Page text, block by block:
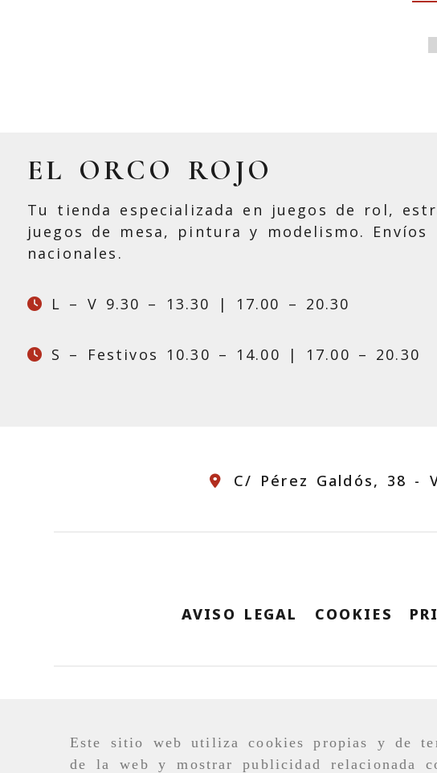
Este sitio web utiliza cookies propias y de
de la web y mostrar publicidad relacionada
EL ORCO ROJO
Tu tienda especializada en juegos de rol,
juegos de mesa, pintura y modelismo. Envíos
nacionales.
L – V 9.30 – 13.30 | 17.00 – 20.30
S – Festivos 10.30 – 14.00 | 17.00 – 20.30
C/ Pérez Galdós, 38 -
AVISO LEGAL COOKIES